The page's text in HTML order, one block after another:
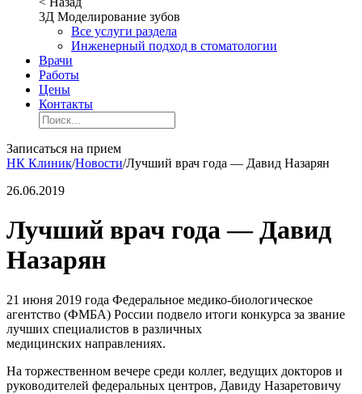
3Д Моделирование зубов
Все услуги раздела
Инженерный подход в стоматологии
Врачи
Работы
Цены
Контакты
Записаться на прием
НК Клиник/Новости/Лучший врач года — Давид Назарян
26.06.2019
Лучший врач года — Давид
Назарян
21 июня 2019 года Федеральное медико-биологическое
агентство (ФМБА) России подвело итоги конкурса за звание
лучших специалистов в различных
медицинских направлениях.
На торжественном вечере среди коллег, ведущих докторов и
руководителей федеральных центров, Давиду Назаретовичу